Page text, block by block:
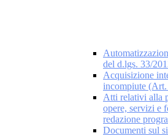
del d.lgs. 33/
Acquisizione
incompiute
Atti relativi alla
opere, servizi e
redazione
Documenti sul